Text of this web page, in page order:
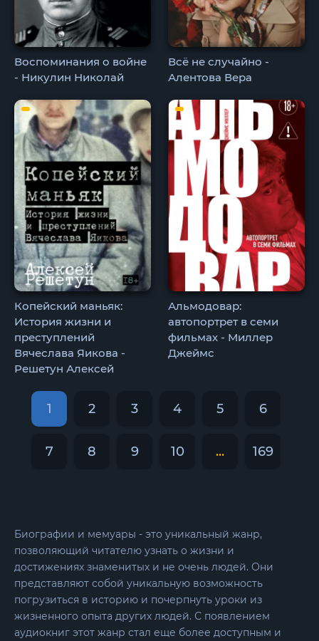
Воспоминания о войне
- Никулин Николай
Всё не случайно -
Алентова Вера
Копейский маньяк:
История жизни и
преступлений
Вячеслава Яикова -
Решетун Алексей
Альмодовар:
автопортрет в семи
фильмах - Миллер
Джеймс
1 2 3 4 5 6
7 8 9 10 ... 169
Биографии и мемуары - это уникальный жанр,
позволяющий читателю узнать о жизни и
достижениях знаменитых и не очень людей. Они
представляют собой уникальную возможность
погрузиться в историю и почерпнуть уроки из
жизненного опыта других людей. С появлением
аудиокниг этот жанр стал еще более доступным и